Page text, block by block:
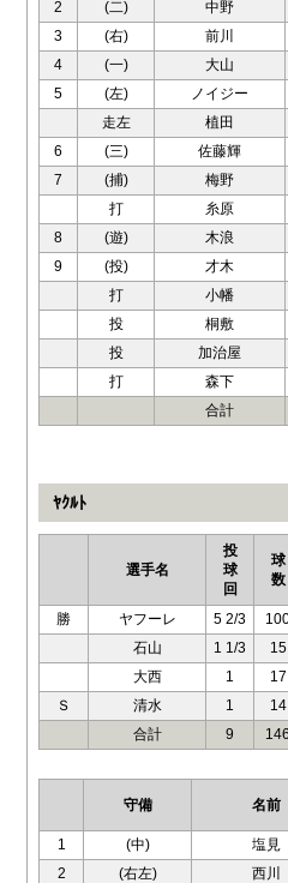
2
(二)
中野
3
(右)
前川
4
(一)
大山
5
(左)
ノイジー
走左
植田
6
(三)
佐藤輝
7
(捕)
梅野
打
糸原
8
(遊)
木浪
9
(投)
才木
打
小幡
投
桐敷
投
加治屋
打
森下
合計
ﾔｸﾙﾄ
選手名
投
球
回
球
数
勝 ヤフーレ 5 2/3
石山
1 1/3
15
大西
1
17
Ｓ
清水 1
14
合計
9
守備 名前
1 (中)
塩見
2
(右左)
西川